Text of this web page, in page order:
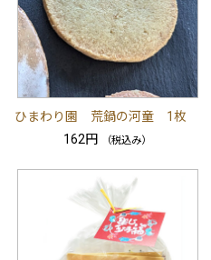
ひまわり園 荒鍋の河童 1枚
162円
（税込み）